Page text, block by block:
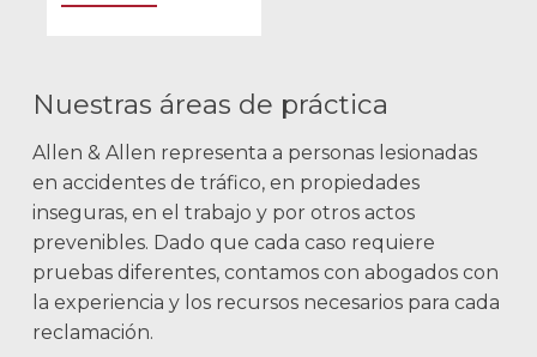
Nuestras áreas de práctica
Allen & Allen representa a personas lesionadas
en accidentes de tráfico, en propiedades
inseguras, en el trabajo y por otros actos
prevenibles. Dado que cada caso requiere
pruebas diferentes, contamos con abogados con
la experiencia y los recursos necesarios para cada
reclamación.